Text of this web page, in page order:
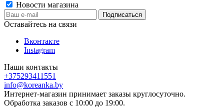
Новости магазина
Оставайтесь на связи
Вконтакте
Instagram
Наши контакты
+375293411551
info@koreanka.by
Интернет-магазин принимает заказы круглосуточно.
Обработка заказов с 10:00 до 19:00.